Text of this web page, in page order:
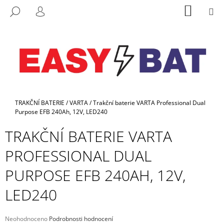
HLEDAT
PŘIHLÁŠENÍ KOŠÍK
Domů
TRAKČNÍ BATERIE /VARTA/Trakční baterie VARTA Professional Dual
Purpose EFB 240Ah, 12V, LED240
TRAKČNÍ BATERIE VARTA
PROFESSIONAL DUAL
PURPOSE EFB 240AH, 12V,
LED240
Průměrné
Neohodnoceno Podrobnosti hodnocení
T
Ř
E
B
U
J
E
T